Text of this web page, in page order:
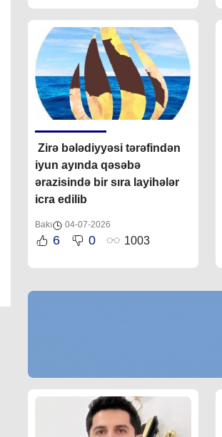
Zirə bələdiyyəsi tərəfindən
iyun ayında qəsəbə
ərazisində bir sıra layihələr
icra edilib
Bakı 04-07-2026
6 0 1003